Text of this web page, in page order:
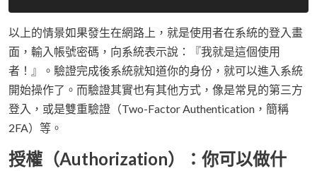
以上的情景如果發生在網路上，就是使用者在系統的登入畫
面，輸入帳號密碼，向系統表示說：『我就是這個使用
者！』。驗證完成後系統就知道你的身份，就可以進入系統
開始操作了。而驗證其實也有其他方式，像是常見的第三方
登入，或是雙重驗證（Two-Factor Authentication，簡稱
2FA）等。
授權（Authorization）：你可以做什